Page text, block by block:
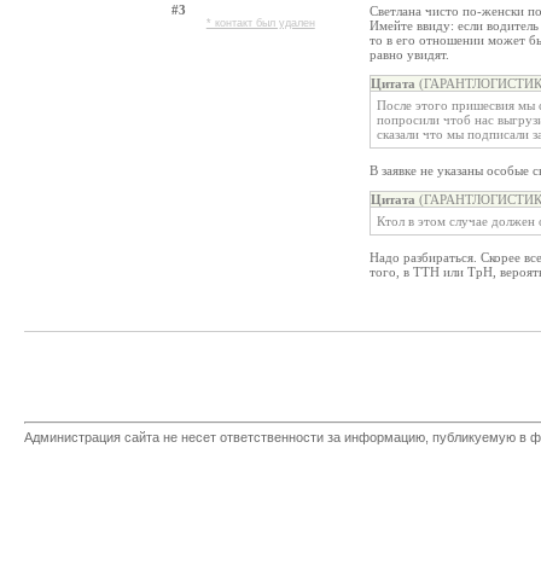
#3
* контакт был удален
Светлана чисто по-женски
Имейте ввиду: если
то в его отношении может
равно увидят.
Цитата
После этого пришесвия мы
попросили чтоб нас
сказали что мы подписали
В заявке не указаны особые
Цитата
Ктол в этом случае должен
Надо разбираться. Скорее
того, в ТТН или ТрН,
Администрация сайта не несет ответственности за информацию, публикуемую